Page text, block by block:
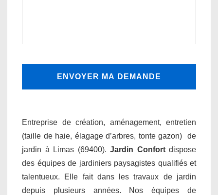
Entreprise de création, aménagement, entretien
(taille de haie, élagage d’arbres, tonte gazon) de
jardin à Limas (69400). Jardin Confortdispose
des équipes de jardiniers paysagistes qualifiés et
talentueux. Elle fait dans les travaux de jardin
depuis plusieurs années. Nos équipes de